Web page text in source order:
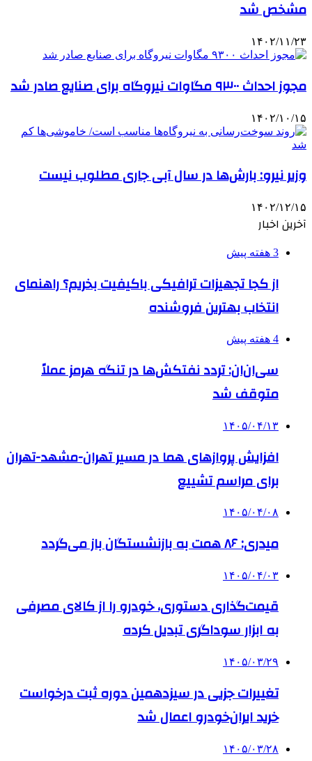
مشخص شد
۱۴۰۲/۱۱/۲۳
مجوز احداث ۹۳۰۰ مگاوات نیروگاه برای صنایع صادر شد
۱۴۰۲/۱۰/۱۵
وزیر نیرو: بارش‌ها در سال آبی جاری مطلوب نیست
۱۴۰۲/۱۲/۱۵
آخرین اخبار
3 هفته پیش
از کجا تجهیزات ترافیکی باکیفیت بخریم؟ راهنمای
انتخاب بهترین فروشنده
4 هفته پیش
سی‌ان‌ان: تردد نفتکش‌ها در تنگه هرمز عملاً
متوقف شد
۱۴۰۵/۰۴/۱۳
افزایش پروازهای هما در مسیر تهران-مشهد-تهران
برای مراسم تشییع
۱۴۰۵/۰۴/۰۸
میدری: ۸۶ همت به بازنشستگان باز می‌گردد
۱۴۰۵/۰۴/۰۳
قیمت‌گذاری دستوری، خودرو را از کالای مصرفی
به ابزار سوداگری تبدیل کرده
۱۴۰۵/۰۳/۲۹
تغییرات جزیی در سیزدهمین دوره ثبت درخواست
خرید ایران‌خودرو اعمال شد
۱۴۰۵/۰۳/۲۸